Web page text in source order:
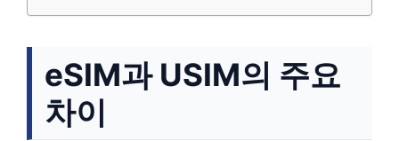
eSIM과 USIM의 주요
차이